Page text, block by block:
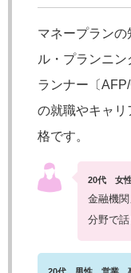
マネープラン
ル・プランニ
ランナー〔
の就職やキャリ
格です。
20代 女
金融機
分野で話